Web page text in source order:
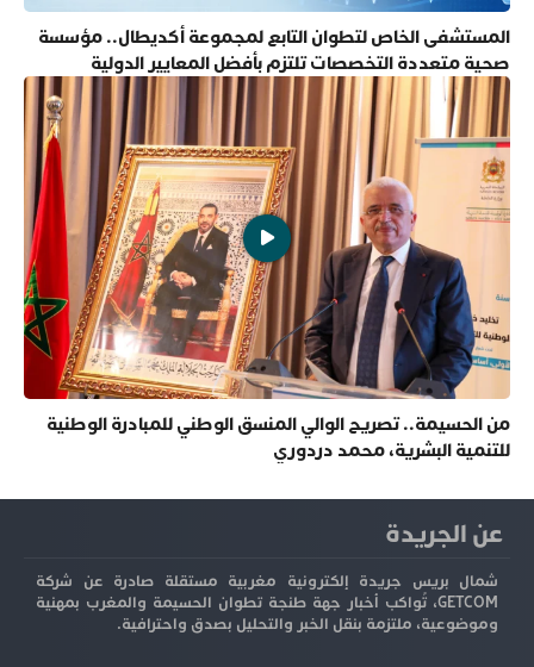
المستشفى الخاص لتطوان التابع لمجموعة أكديطال.. مؤسسة
صحية متعددة التخصصات تلتزم بأفضل المعايير الدولية
من الحسيمة.. تصريح الوالي المنسق الوطني للمبادرة الوطنية
للتنمية البشرية، محمد دردوري
عن الجريدة
شمال بريس جريدة إلكترونية مغربية مستقلة صادرة عن شركة
GETCOM، تُواكب أخبار جهة طنجة تطوان الحسيمة والمغرب بمهنية
وموضوعية، ملتزمة بنقل الخبر والتحليل بصدق واحترافية.